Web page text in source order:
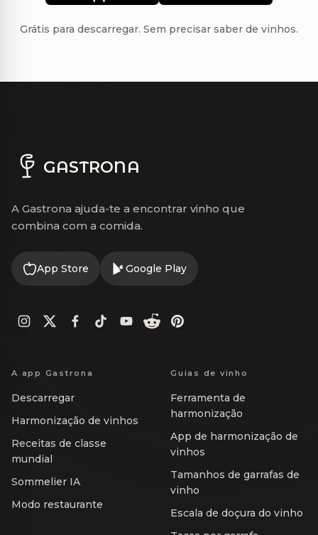
Grátis para descarregar. Sem precisar saber de vinhos.
GASTRONA
A Gastrona ajuda-te a encontrar vinho que
combina com a comida.
App Store Google Play
A app Gastrona
Descarregar
Harmonização de vinhos
Receitas de classe
mundial
Sommelier IA
Modo restaurante
Guias de vinho
Ferramenta de
harmonização
App de harmonização de
vinhos
Tamanhos de garrafas de
vinho
Escala de doçura do vinho